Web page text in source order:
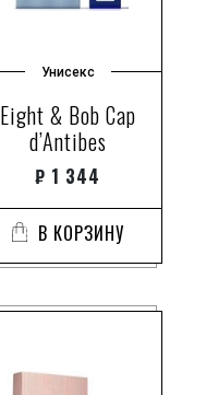
Унисекс
Eight & Bob Cap
d’Antibes
₽ 1 344
В КОРЗИНУ